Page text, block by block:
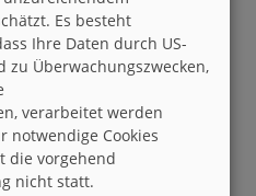
Es besteht
Ihre Daten durch US-
zu Überwachungszwecken,
verarbeitet werden
notwendige Cookies
die vorgehend
nicht statt.